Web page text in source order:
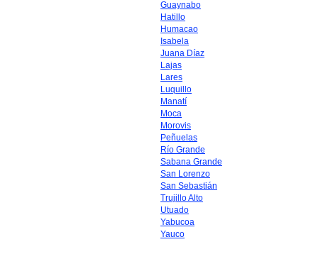
Guaynabo
Hatillo
Humacao
Isabela
Juana Díaz
Lajas
Lares
Luquillo
Manatí
Moca
Morovis
Peñuelas
Río Grande
Sabana Grande
San Lorenzo
San Sebastián
Trujillo Alto
Utuado
Yabucoa
Yauco